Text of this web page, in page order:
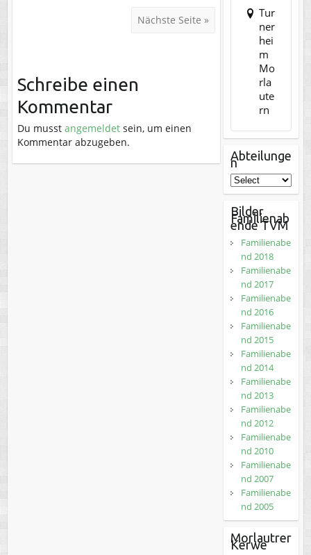
Nächste Seite »
Schreibe einen
Kommentar
Du musstangemeldet sein, um einen
Kommentar abzugeben.
Tur
ner
hei
m
Mo
rla
ute
rn
Abteilunge
n
Bilder
Familienab
ende TVM
Familienabe
nd 2018
Familienabe
nd 2017
Familienabe
nd 2016
Familienabe
nd 2015
Familienabe
nd 2014
Familienabe
nd 2013
Familienabe
nd 2012
Familienabe
nd 2010
Familienabe
nd 2007
Familienabe
nd 2005
Morlautrer
Kerwe